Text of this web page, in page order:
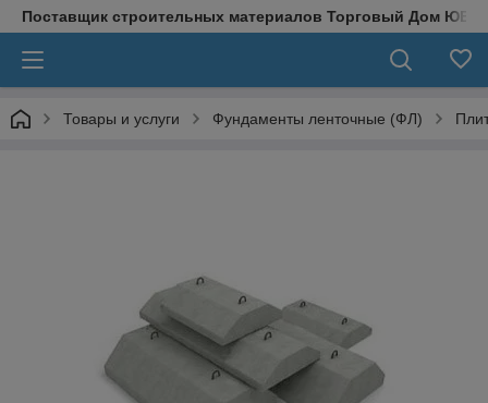
Поставщик строительных материалов Торговый Дом
Товары и услуги Фундаменты ленточные (ФЛ)